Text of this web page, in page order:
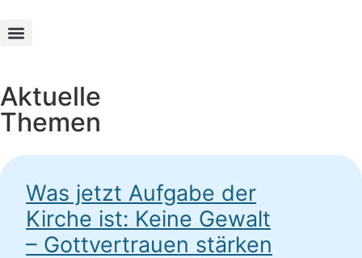
Aktuelle
Themen
Was jetzt Aufgabe der
Kirche ist: Keine Gewalt
– Gottvertrauen stärken